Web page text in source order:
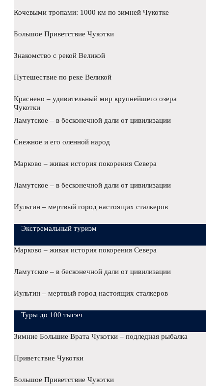
Кочевыми тропами: 1000 км по зимней Чукотке
Большое Приветствие Чукотки
Знакомство с рекой Великой
Путешествие по реке Великой
Краснено – удивительный мир крупнейшего озера
Чукотки
Ламутское – в бесконечной дали от цивилизации
Снежное и его оленной народ
Марково – живая история покорения Севера
Ламутское – в бесконечной дали от цивилизации
Иультин – мертвый город настоящих сталкеров
Экстремальный туризм
Марково – живая история покорения Севера
Ламутское – в бесконечной дали от цивилизации
Иультин – мертвый город настоящих сталкеров
Туры до 100 тысяч
Зимние Большие Врата Чукотки – подледная рыбалка
Приветствие Чукотки
Большое Приветствие Чукотки